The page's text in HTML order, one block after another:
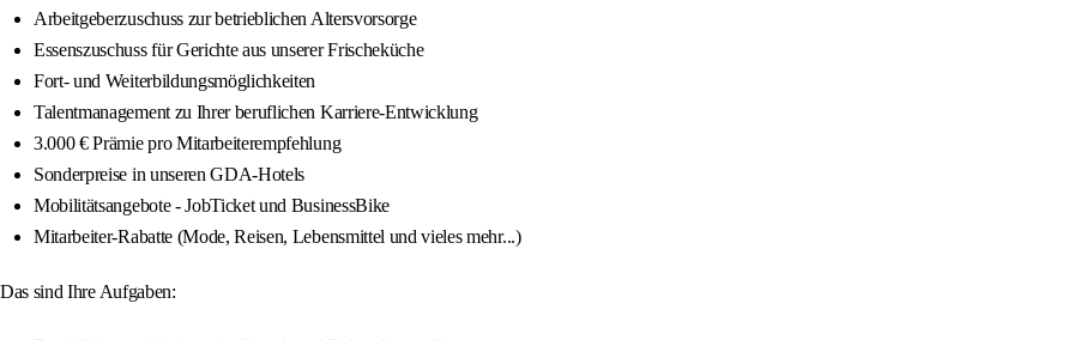
Arbeitgeberzuschuss zur betrieblichen Altersvorsorge
Essenszuschuss für Gerichte aus unserer Frischeküche
Fort- und Weiterbildungsmöglichkeiten
Talentmanagement zu Ihrer beruflichen Karriere-Entwicklung
3.000 € Prämie pro Mitarbeiterempfehlung
Sonderpreise in unseren GDA-Hotels
Mobilitätsangebote - JobTicket und BusinessBike
Mitarbeiter-Rabatte (Mode, Reisen, Lebensmittel und vieles mehr...)
Das sind Ihre Aufgaben: